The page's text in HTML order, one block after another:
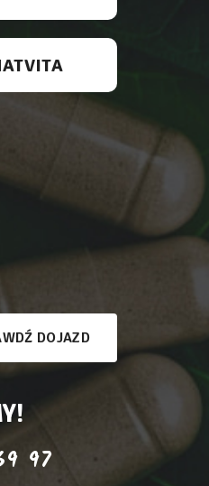
DOJAZD
97